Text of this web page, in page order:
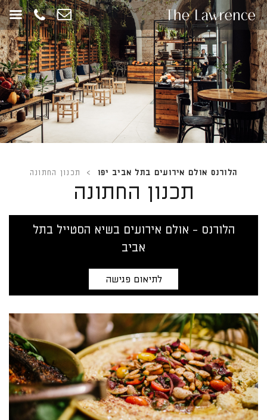
תחילתו
של
דף
אינטרנט,
לחץ
אנטר
כדי
לעבור
לאזור
תוכן
הלורנס אולם אירועים בתל אביב יפו > תכנון החתונה
תכנון החתונה
הלורנס - אולם אירועים בשיא הסטייל בתל
אביב
לתיאום פגישה